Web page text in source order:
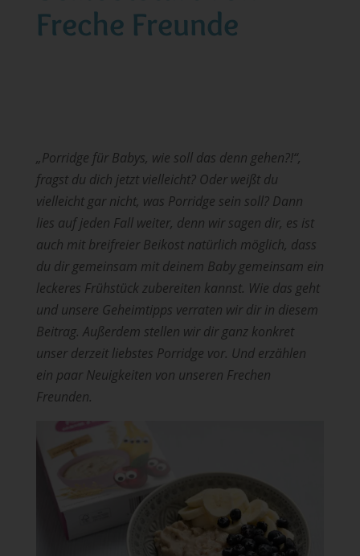
Freche Freunde
„Porridge für Babys, wie soll das denn gehen?!“,
fragst du dich jetzt vielleicht? Oder weißt du
vielleicht gar nicht, was Porridge sein soll? Dann
lies auf jeden Fall weiter, denn wir sagen dir, es ist
auch mit breifreier Beikost natürlich möglich, dass
du dir gemeinsam mit deinem Baby gemeinsam ein
leckeres Frühstück zubereiten kannst. Wie das geht
und unsere Geheimtipps verraten wir dir in diesem
Beitrag. Außerdem stellen wir dir ganz konkret
unser derzeit liebstes Porridge vor. Und erzählen
ein paar Neuigkeiten von unseren Frechen
Freunden.